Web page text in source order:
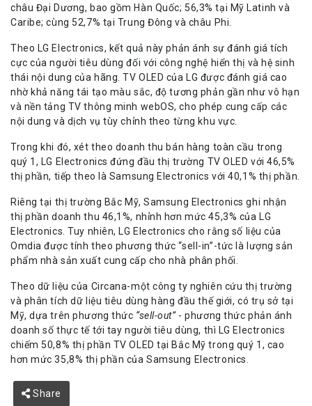
châu Đại Dương, bao gồm Hàn Quốc; 56,3% tại Mỹ Latinh và
Caribe; cùng 52,7% tại Trung Đông và châu Phi.
Theo LG Electronics, kết quả này phản ánh sự đánh giá tích
cực của người tiêu dùng đối với công nghệ hiển thị và hệ sinh
thái nội dung của hãng. TV OLED của LG được đánh giá cao
nhờ khả năng tái tạo màu sắc, độ tương phản gần như vô hạn
và nền tảng TV thông minh webOS, cho phép cung cấp các
nội dung và dịch vụ tùy chỉnh theo từng khu vực.
Trong khi đó, xét theo doanh thu bán hàng toàn cầu trong
quý 1, LG Electronics đứng đầu thị trường TV OLED với 46,5%
thị phần, tiếp theo là Samsung Electronics với 40,1% thị phần.
Riêng tại thị trường Bắc Mỹ, Samsung Electronics ghi nhận
thị phần doanh thu 46,1%, nhỉnh hơn mức 45,3% của LG
Electronics. Tuy nhiên, LG Electronics cho rằng số liệu của
Omdia được tính theo phương thức “sell-in”-tức là lượng sản
phẩm nhà sản xuất cung cấp cho nhà phân phối.
Theo dữ liệu của Circana-một công ty nghiên cứu thị trường
và phân tích dữ liệu tiêu dùng hàng đầu thế giới, có trụ sở tại
Mỹ, dựa trên phương thức “sell-out”- phương thức phản ánh
doanh số thực tế tới tay người tiêu dùng, thì LG Electronics
chiếm 50,8% thị phần TV OLED tại Bắc Mỹ trong quý 1, cao
hơn mức 35,8% thị phần của Samsung Electronics.
Share